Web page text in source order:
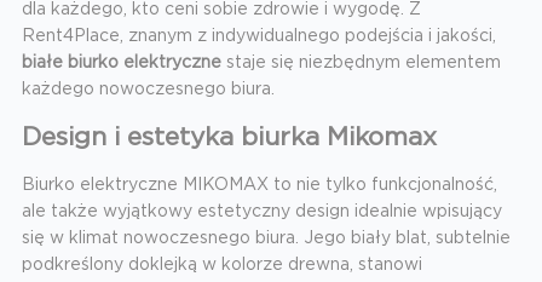
dla każdego, kto ceni sobie zdrowie i wygodę. Z
Rent4Place, znanym z indywidualnego podejścia i jakości,
białe biurko elektrycznestaje się niezbędnym elementem
każdego nowoczesnego biura.
Design i estetyka biurka Mikomax
Biurko elektryczne MIKOMAX to nie tylko funkcjonalność,
ale także wyjątkowy estetyczny design idealnie wpisujący
się w klimat nowoczesnego biura. Jego biały blat, subtelnie
podkreślony doklejką w kolorze drewna, stanowi